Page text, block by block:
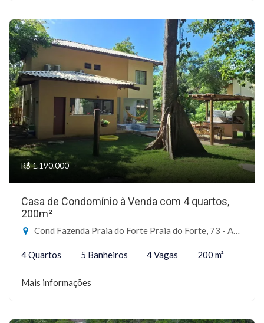
R$ 1.190.000
Casa de Condomínio à Venda com 4 quartos,
200m²
Cond Fazenda Praia do Forte Praia do Forte, 73 - Açuzinho, Mata de São João-BA
4 Quartos 5 Banheiros 4 Vagas 200 m²
Mais informações